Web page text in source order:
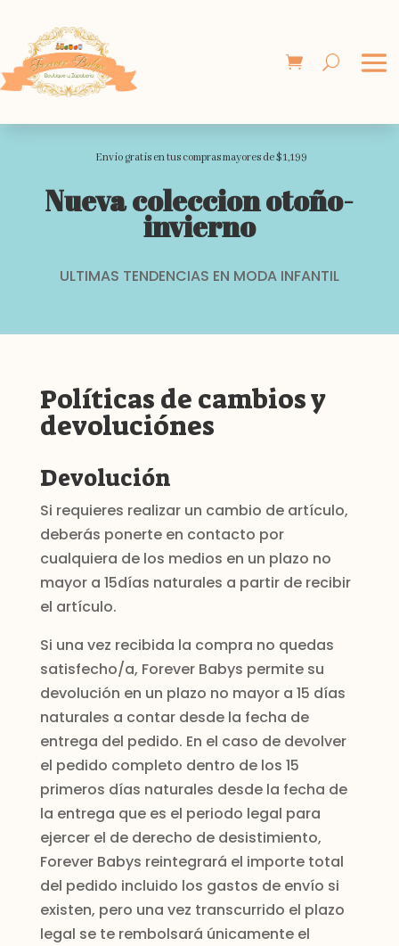
Envio gratis en tus compras mayores de $1,199
Nueva coleccion otoño-
invierno
ULTIMAS TENDENCIAS EN MODA INFANTIL
Políticas de cambios y
devoluciónes
Devolución
Si requieres realizar un cambio de artículo,
deberás ponerte en contacto por
cualquiera de los medios en un plazo no
mayor a 15días naturales a partir de recibir
el artículo.
Si una vez recibida la compra no quedas
satisfecho/a, Forever Babys permite su
devolución en un plazo no mayor a 15 días
naturales a contar desde la fecha de
entrega del pedido. En el caso de devolver
el pedido completo dentro de los 15
primeros días naturales desde la fecha de
la entrega que es el periodo legal para
ejercer el de derecho de desistimiento,
Forever Babys reintegrará el importe total
del pedido incluido los gastos de envío si
existen, pero una vez transcurrido el plazo
legal se te rembolsará únicamente el